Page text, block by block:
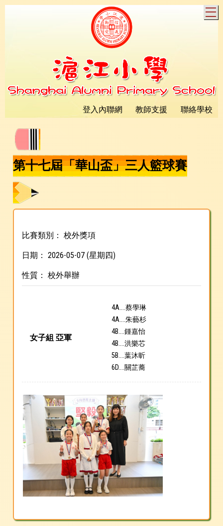
登入內聯網 教師支援 聯絡學校
第十七屆「華山盃」三人籃球賽
比賽類別： 校外獎項
日期： 2026-05-07 (星期四)
性質： 校外舉辦
女子組 亞軍
4A....蔡學琳
4A....朱藝杉
4B....鍾嘉怡
4B....洪樂芯
5B....葉沐昕
6D....關芷蕎